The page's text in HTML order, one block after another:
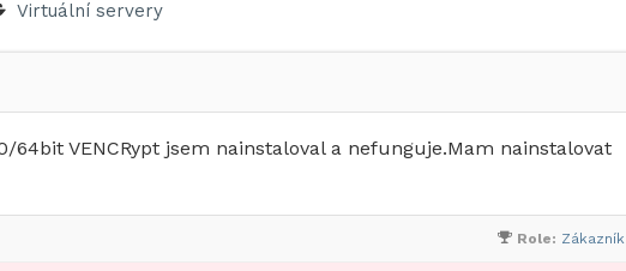
Virtuální servery
64bit VENCRypt jsem nainstaloval a nefunguje.Mam nainstalovat
Role: Zákazník